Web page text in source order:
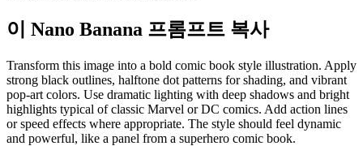
이 Nano Banana 프롬프트 복사
Transform this image into a bold comic book style illustration. Apply
strong black outlines, halftone dot patterns for shading, and vibrant
pop-art colors. Use dramatic lighting with deep shadows and bright
highlights typical of classic Marvel or DC comics. Add action lines
or speed effects where appropriate. The style should feel dynamic
and powerful, like a panel from a superhero comic book.